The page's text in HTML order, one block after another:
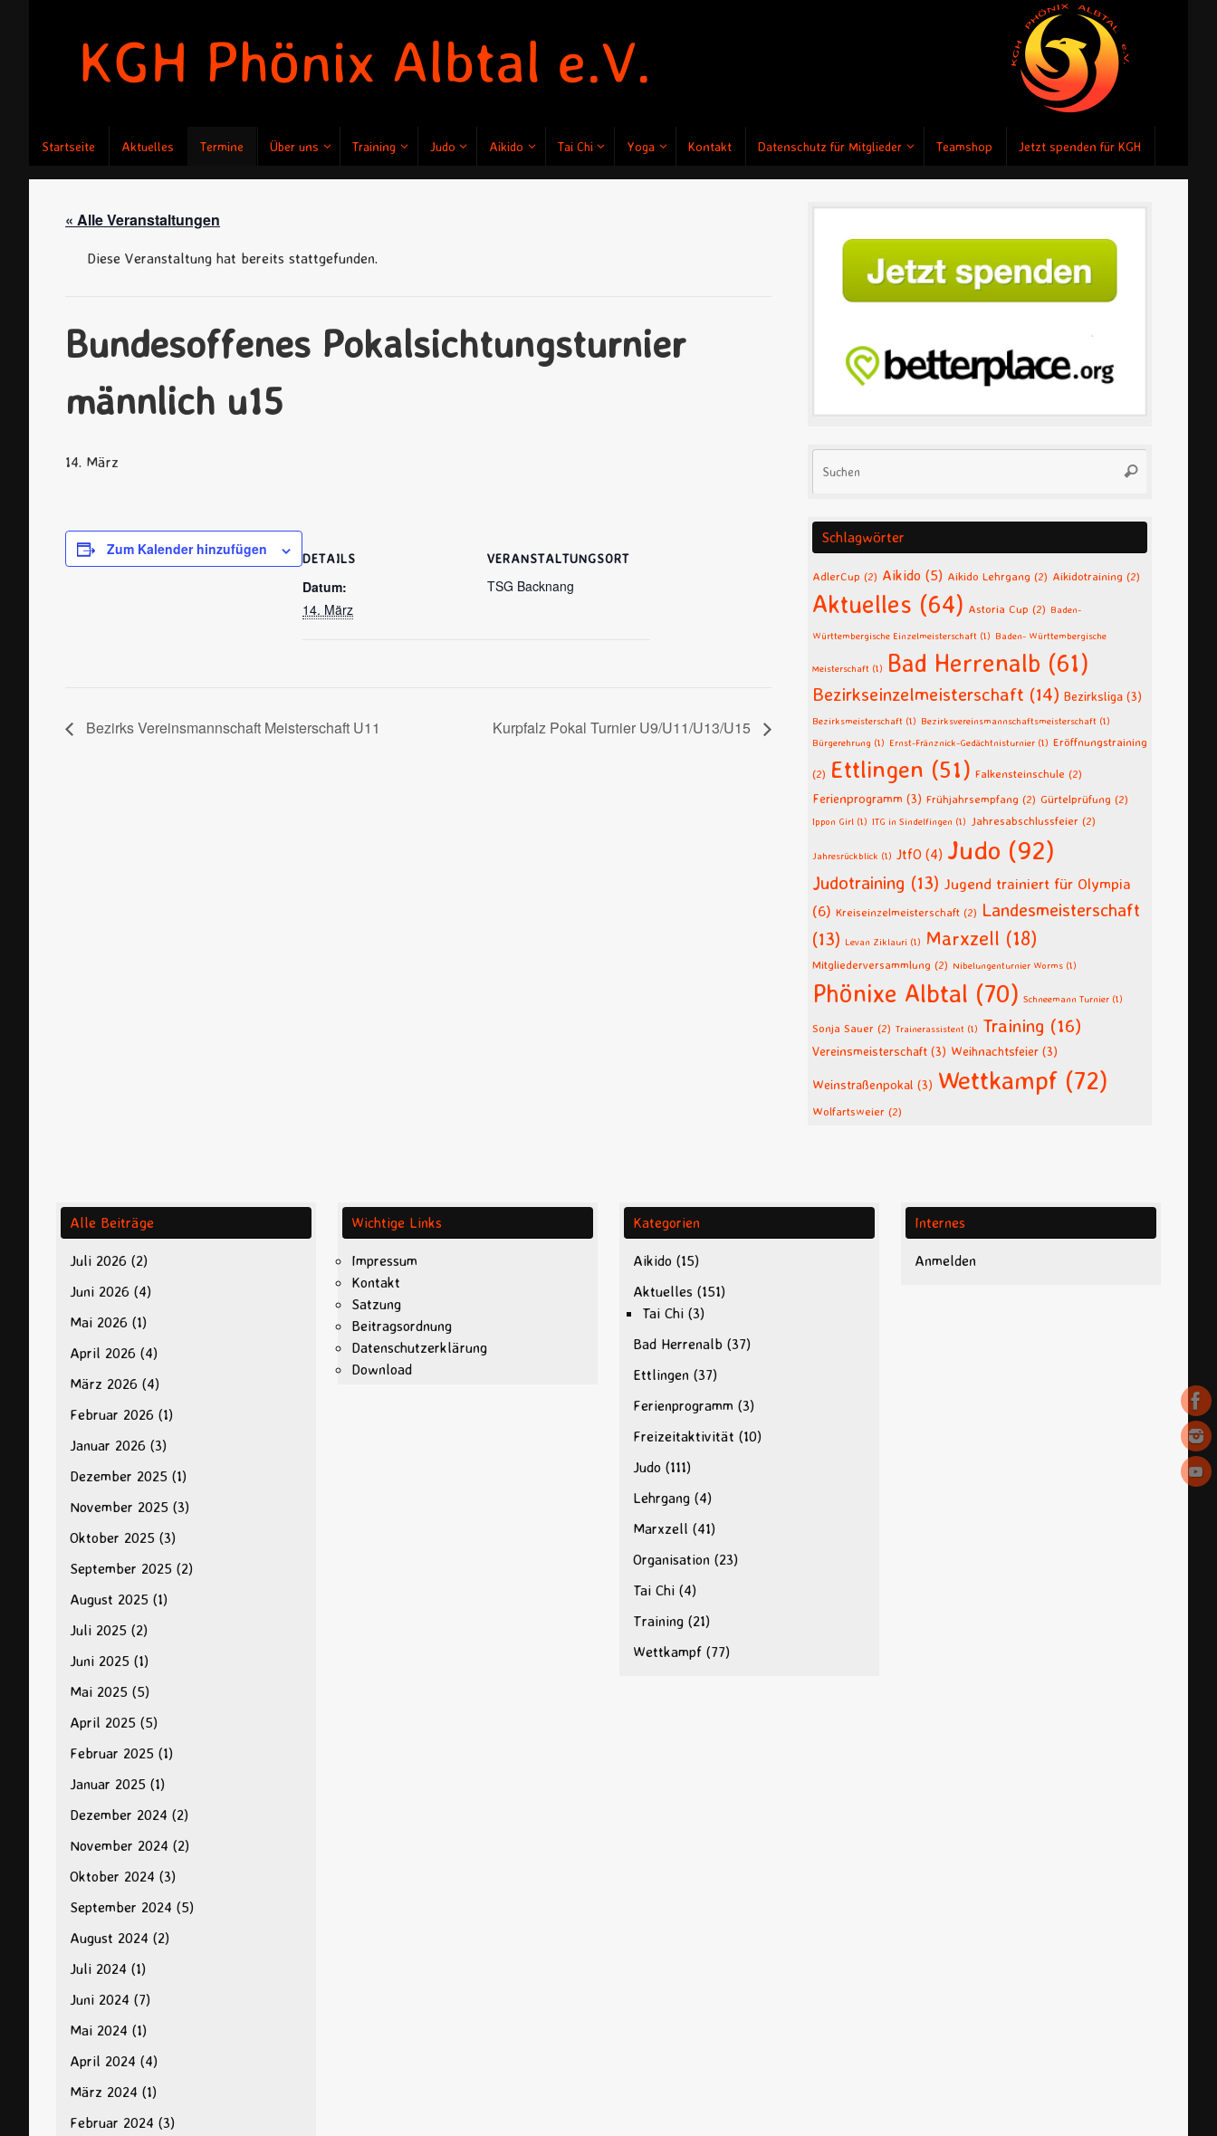
Inhalt
Startseite Aktuelles Termine Über uns Training Judo Aikido Tai Chi Yoga Kontakt Datenschutz für Mitglieder Teamshop Jetzt spenden für KGH
« Alle Veranstaltungen
Diese Veranstaltung hat bereits stattgefunden.
Bundesoffenes Pokalsichtungsturnier
männlich u15
14. März
Zum Kalender hinzufügen
DETAILS
Datum:
14. März
VERANSTALTUNGSORT
TSG Backnang
Bezirks Vereinsmannschaft Meisterschaft U11 Kurpfalz Pokal Turnier U9/U11/U13/U15
Suchen
Schlagwörter
AdlerCup (2) Aikido (5) Aikido Lehrgang (2) Aikidotraining (2)
Aktuelles (64) Astoria Cup (2) Baden-
Württembergische Einzelmeisterschaft (1) Baden- Württembergische
Meisterschaft (1) Bad Herrenalb (61)
Bezirkseinzelmeisterschaft (14) Bezirksliga (3)
Bezirksmeisterschaft (1) Bezirksvereinsmannschaftsmeisterschaft (1)
Bürgerehrung (1) Ernst-Fränznick-Gedächtnisturnier (1) Eröffnungstraining
(2) Ettlingen (51) Falkensteinschule (2)
Ferienprogramm (3) Frühjahrsempfang (2) Gürtelprüfung (2)
Ippon Girl (1) ITG in Sindelfingen (1) Jahresabschlussfeier (2)
Jahresrückblick (1) JtfO (4) Judo (92)
Judotraining (13) Jugend trainiert für Olympia
(6) Kreiseinzelmeisterschaft (2) Landesmeisterschaft
(13) Levan Ziklauri (1) Marxzell (18)
Mitgliederversammlung (2) Nibelungenturnier Worms (1)
Phönixe Albtal (70) Schneemann Turnier (1)
Sonja Sauer (2) Trainerassistent (1) Training (16)
Vereinsmeisterschaft (3) Weihnachtsfeier (3)
Weinstraßenpokal (3) Wettkampf (72)
Wolfartsweier (2)
Alle Beiträge
Juli 2026 (2)
Juni 2026 (4)
Mai 2026 (1)
April 2026 (4)
März 2026 (4)
Februar 2026 (1)
Januar 2026 (3)
Dezember 2025 (1)
November 2025 (3)
Oktober 2025 (3)
September 2025 (2)
August 2025 (1)
Juli 2025 (2)
Juni 2025 (1)
Mai 2025 (5)
April 2025 (5)
Februar 2025 (1)
Januar 2025 (1)
Dezember 2024 (2)
November 2024 (2)
Oktober 2024 (3)
September 2024 (5)
August 2024 (2)
Juli 2024 (1)
Juni 2024 (7)
Mai 2024 (1)
April 2024 (4)
März 2024 (1)
Februar 2024 (3)
Wichtige Links
Impressum
Kontakt
Satzung
Beitragsordnung
Datenschutzerklärung
Download
Kategorien
Aikido (15)
Aktuelles (151)
Tai Chi (3)
Bad Herrenalb (37)
Ettlingen (37)
Ferienprogramm (3)
Freizeitaktivität (10)
Judo (111)
Lehrgang (4)
Marxzell (41)
Organisation (23)
Tai Chi (4)
Training (21)
Wettkampf (77)
Internes
Anmelden